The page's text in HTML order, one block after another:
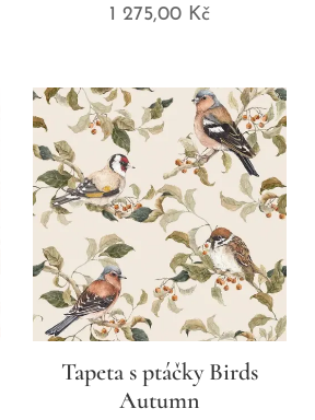
1 275,00Kč
Tapeta s ptáčky Birds
Autumn